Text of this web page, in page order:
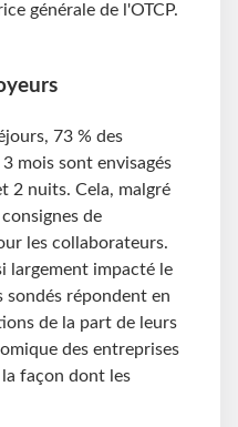
générale de l'OTCP.
73 % des
3 mois sont envisagés
2 nuits. Cela, malgré
de
les collaborateurs.
largement impacté le
sondés répondent en
de la part de leurs
des entreprises
la façon dont les